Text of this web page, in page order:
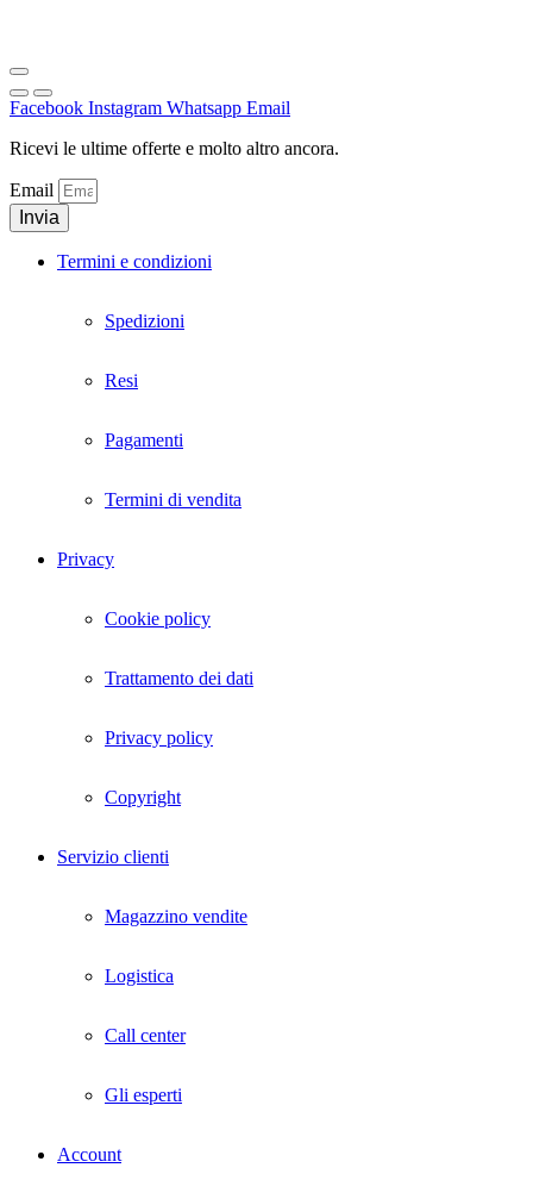
Facebook Instagram Whatsapp Email
Ricevi le ultime offerte e molto altro ancora.
Email
Invia
Termini e condizioni
Spedizioni
Resi
Pagamenti
Termini di vendita
Privacy
Cookie policy
Trattamento dei dati
Privacy policy
Copyright
Servizio clienti
Magazzino vendite
Logistica
Call center
Gli esperti
Account